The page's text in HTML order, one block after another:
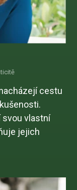
cestu
svou vlastní
jejich